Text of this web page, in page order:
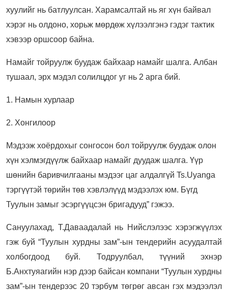
хуулийг нь батлуулсан. Харамсалтай нь яг хүн байвал
хэрэг нь олдоно, хорьж мөрдөж хүлээлгэнэ гэдэг тактик
хэвээр оршсоор байна.
Намайг тойруулж буудаж байхаар намайг шалга. Албан
тушаал, эрх мэдэл солилцдог уг нь 2 арга бий.
1. Намын хурлаар
2. Хонгилоор
Мэдээж хоёрдохыг сонгосон бол тойруулж буудаж олон
хүн хэлмэгдүүлж байхаар намайг дуудаж шалга. Үүр
шөнийн баривчилгааны мэдээг цаг алдалгүй Ts.Uyanga
тэргүүтэй төрийн төв хэвлэлүүд мэдээлэх юм. Бүгд
Туулын замыг эсэргүүцсэн бригадууд” гэжээ.
Сануулахад, Т.Даваадалай нь Нийслэлээс хэрэгжүүлэх
гэж буй “Туулын хурдны зам”-ын тендерийн асуудалтай
холбогдоод буй. Тодруулбал, түүний эхнэр
Б.Анхтуяагийн нэр дээр байсан компани “Туулын хурдны
зам”-ын тендерээс 20 тэрбум төгрөг авсан гэх мэдээлэл